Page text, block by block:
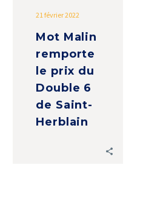
Herblain
21 février 2022
Mot Malin
remporte
le prix du
Double 6
de Saint-
Herblain